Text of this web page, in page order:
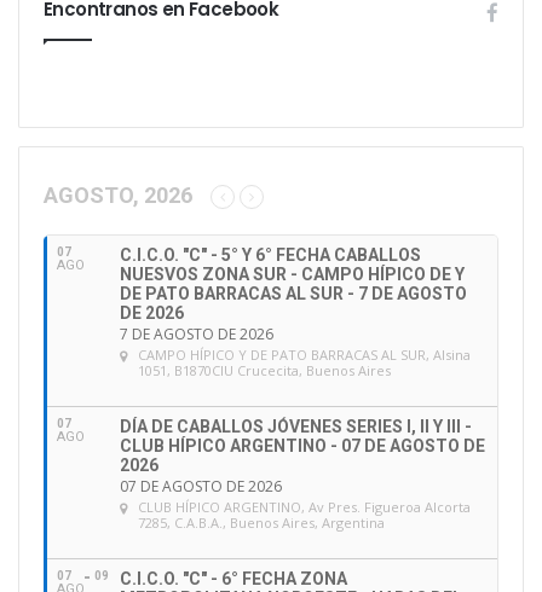
s
e
c
ó
Encontranos en Facebook
AGOSTO, 2026
07
AGO
C.I.C.O. "C" - 5° Y 6° FECHA CABALLOS
NUESVOS ZONA SUR - CAMPO HÍPICO DE Y
DE PATO BARRACAS AL SUR - 7 DE AGOSTO
DE 2026
7 DE AGOSTO DE 2026
CAMPO HÍPICO Y DE PATO BARRACAS AL SUR, Alsina
1051, B1870CIU Crucecita, Buenos Aires
07
AGO
DÍA DE CABALLOS JÓVENES SERIES I, II Y III -
CLUB HÍPICO ARGENTINO - 07 DE AGOSTO DE
2026
07 DE AGOSTO DE 2026
CLUB HÍPICO ARGENTINO, Av Pres. Figueroa Alcorta
7285, C.A.B.A., Buenos Aires, Argentina
07 09
C.I.C.O. "C" - 6° FECHA ZONA